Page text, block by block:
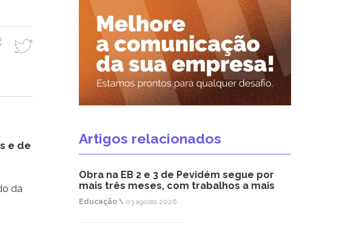
e de
da
Artigos relacionados
Obra na EB 2 e 3 de Pevidém segue por
mais três meses, com trabalhos a mais
Educação \ 03 agosto 2026